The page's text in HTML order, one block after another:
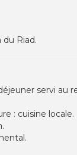
Riad.
servi au
: cuisine locale.